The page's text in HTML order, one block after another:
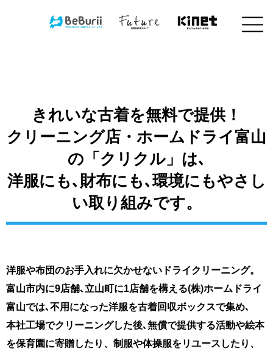
きれいな古着を無料で提供！
クリーニング店・ホームドライ富山
の「クリクル」は､
洋服にも､財布にも､環境にもやさし
い取り組みです。
洋服や布団のお手入れに欠かせないドライクリーニング。
富山市内に9店舗､立山町に1店舗を構える(株)ホームドライ
富山では､不用になった洋服を古着回収ボックスで集め､
本社工場でクリーニングした後､無償で提供する活動や絵本
を保育園に寄贈したり、制服や体操服をリユースしたり、